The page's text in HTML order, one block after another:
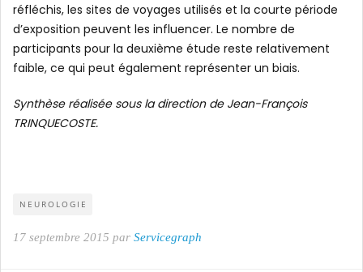
réfléchis, les sites de voyages utilisés et la courte période
d’exposition peuvent les influencer. Le nombre de
participants pour la deuxième étude reste relativement
faible, ce qui peut également représenter un biais.
Synthèse réalisée sous la direction de Jean-François
TRINQUECOSTE.
NEUROLOGIE
17 septembre 2015 par Servicegraph